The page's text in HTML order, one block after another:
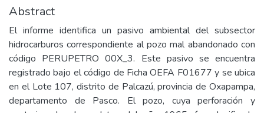
Abstract
El informe identifica un pasivo ambiental del subsector
hidrocarburos correspondiente al pozo mal abandonado con
código PERUPETRO 00X_3. Este pasivo se encuentra
registrado bajo el código de Ficha OEFA F01677 y se ubica
en el Lote 107, distrito de Palcazú, provincia de Oxapampa,
departamento de Pasco. El pozo, cuya perforación y